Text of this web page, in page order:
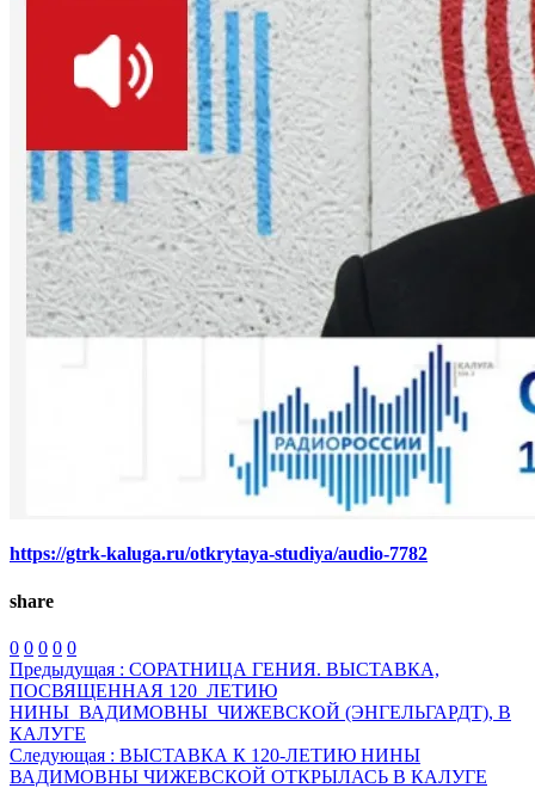
https://gtrk-kaluga.ru/otkrytaya-studiya/audio-7782
share
0 0 0 0 0
Предыдущая : СОРАТНИЦА ГЕНИЯ. ВЫСТАВКА,
ПОСВЯЩЕННАЯ 120_ЛЕТИЮ
НИНЫ_ВАДИМОВНЫ_ЧИЖЕВСКОЙ (ЭНГЕЛЬГАРДТ), В
КАЛУГЕ
Следующая : ВЫСТАВКА К 120-ЛЕТИЮ НИНЫ
ВАДИМОВНЫ ЧИЖЕВСКОЙ ОТКРЫЛАСЬ В КАЛУГЕ